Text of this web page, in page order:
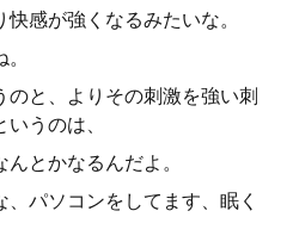
感が強くなるみたいな。
と、よりその刺激を強い刺
うのは、
とかなるんだよ。
パソコンをしてます、眠く